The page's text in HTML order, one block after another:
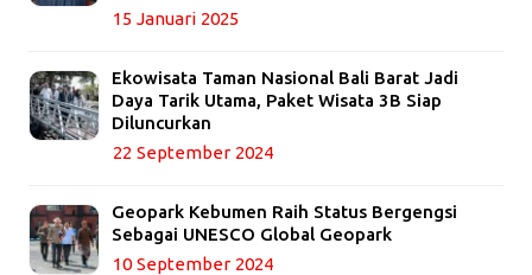
15 Januari 2025
Ekowisata Taman Nasional Bali Barat Jadi
Daya Tarik Utama, Paket Wisata 3B Siap
Diluncurkan
22 September 2024
Geopark Kebumen Raih Status Bergengsi
Sebagai UNESCO Global Geopark
10 September 2024